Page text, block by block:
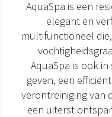
DOCUMENTATIE PRODUCTEN
AquaSpa is een
elegant en
multifunctioneel
AquaSpa is ook
geven, een
verontreiniging van
een uiterst